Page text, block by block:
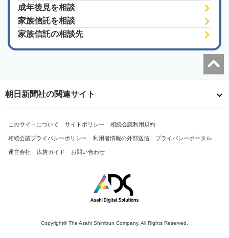
成年後見を相談
家族信託を相談
家族信託の相談先
朝日新聞社の関連サイト
このサイトについて サイトポリシー 相続会議利用規約
相続会議プライバシーポリシー 利用者情報の外部送信 プライバシーポータル
運営会社 広告ガイド お問い合わせ
Copyright© The Asahi Shimbun Company. All Rights Reserved.